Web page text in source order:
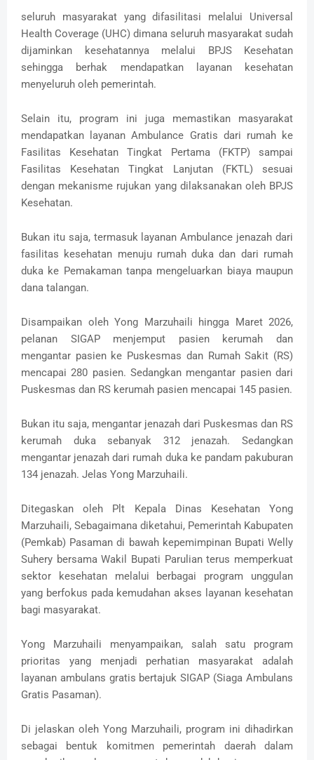
seluruh masyarakat yang difasilitasi melalui Universal
Health Coverage (UHC) dimana seluruh masyarakat sudah
dijaminkan kesehatannya melalui BPJS Kesehatan
sehingga berhak mendapatkan layanan kesehatan
menyeluruh oleh pemerintah.
Selain itu, program ini juga memastikan masyarakat
mendapatkan layanan Ambulance Gratis dari rumah ke
Fasilitas Kesehatan Tingkat Pertama (FKTP) sampai
Fasilitas Kesehatan Tingkat Lanjutan (FKTL) sesuai
dengan mekanisme rujukan yang dilaksanakan oleh BPJS
Kesehatan.
Bukan itu saja, termasuk layanan Ambulance jenazah dari
fasilitas kesehatan menuju rumah duka dan dari rumah
duka ke Pemakaman tanpa mengeluarkan biaya maupun
dana talangan.
Disampaikan oleh Yong Marzuhaili hingga Maret 2026,
pelanan SIGAP menjemput pasien kerumah dan
mengantar pasien ke Puskesmas dan Rumah Sakit (RS)
mencapai 280 pasien. Sedangkan mengantar pasien dari
Puskesmas dan RS kerumah pasien mencapai 145 pasien.
Bukan itu saja, mengantar jenazah dari Puskesmas dan RS
kerumah duka sebanyak 312 jenazah. Sedangkan
mengantar jenazah dari rumah duka ke pandam pakuburan
134 jenazah. Jelas Yong Marzuhaili.
Ditegaskan oleh Plt Kepala Dinas Kesehatan Yong
Marzuhaili, Sebagaimana diketahui, Pemerintah Kabupaten
(Pemkab) Pasaman di bawah kepemimpinan Bupati Welly
Suhery bersama Wakil Bupati Parulian terus memperkuat
sektor kesehatan melalui berbagai program unggulan
yang berfokus pada kemudahan akses layanan kesehatan
bagi masyarakat.
Yong Marzuhaili menyampaikan, salah satu program
prioritas yang menjadi perhatian masyarakat adalah
layanan ambulans gratis bertajuk SIGAP (Siaga Ambulans
Gratis Pasaman).
Di jelaskan oleh Yong Marzuhaili, program ini dihadirkan
sebagai bentuk komitmen pemerintah daerah dalam